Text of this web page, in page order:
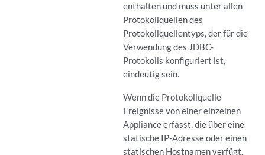
enthalten und muss unter allen
Protokollquellen des
Protokollquellentyps, der für die
Verwendung des JDBC-
Protokolls konfiguriert ist,
eindeutig sein.
Wenn die Protokollquelle
Ereignisse von einer einzelnen
Appliance erfasst, die über eine
statische IP-Adresse oder einen
statischen Hostnamen verfügt,